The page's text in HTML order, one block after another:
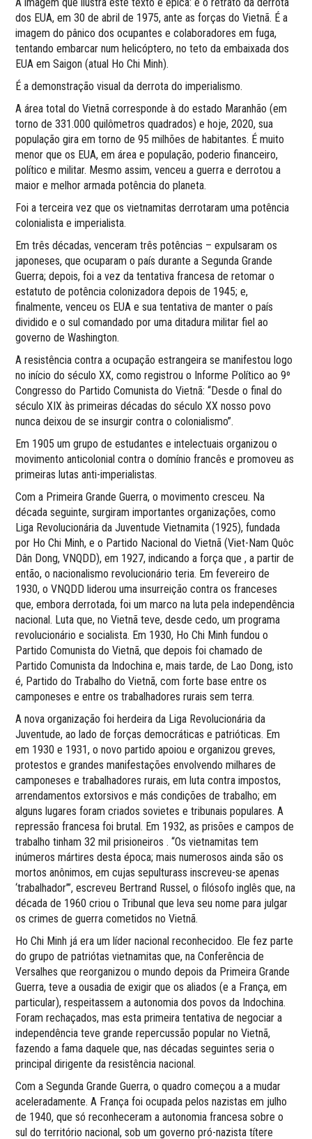
dos EUA, em 30 de abril de 1975, ante as forças do Vietnã. É a
imagem do pânico dos ocupantes e colaboradores em fuga,
tentando embarcar num helicóptero, no teto da embaixada dos
EUA em Saigon (atual Ho Chi Minh).
É a demonstração visual da derrota do imperialismo.
A área total do Vietnã corresponde à do estado Maranhão (em
torno de 331.000 quilômetros quadrados) e hoje, 2020, sua
população gira em torno de 95 milhões de habitantes. É muito
menor que os EUA, em área e população, poderio financeiro,
político e militar. Mesmo assim, venceu a guerra e derrotou a
maior e melhor armada potência do planeta.
Foi a terceira vez que os vietnamitas derrotaram uma potência
colonialista e imperialista.
Em três décadas, venceram três potências – expulsaram os
japoneses, que ocuparam o país durante a Segunda Grande
Guerra; depois, foi a vez da tentativa francesa de retomar o
estatuto de potência colonizadora depois de 1945; e,
finalmente, venceu os EUA e sua tentativa de manter o país
dividido e o sul comandado por uma ditadura militar fiel ao
governo de Washington.
A resistência contra a ocupação estrangeira se manifestou logo
no início do século XX, como registrou o Informe Político ao 9º
Congresso do Partido Comunista do Vietnã: “Desde o final do
século XIX às primeiras décadas do século XX nosso povo
nunca deixou de se insurgir contra o colonialismo”.
Em 1905 um grupo de estudantes e intelectuais organizou o
movimento anticolonial contra o domínio francês e promoveu as
primeiras lutas anti-imperialistas.
Com a Primeira Grande Guerra, o movimento cresceu. Na
década seguinte, surgiram importantes organizações, como
Liga Revolucionária da Juventude Vietnamita (1925), fundada
por Ho Chi Minh, e o Partido Nacional do Vietnã (Viet-Nam Quôc
Dân Dong, VNQDD), em 1927, indicando a força que , a partir de
então, o nacionalismo revolucionário teria. Em fevereiro de
1930, o VNQDD liderou uma insurreição contra os franceses
que, embora derrotada, foi um marco na luta pela independência
nacional. Luta que, no Vietnã teve, desde cedo, um programa
revolucionário e socialista. Em 1930, Ho Chi Minh fundou o
Partido Comunista do Vietnã, que depois foi chamado de
Partido Comunista da Indochina e, mais tarde, de Lao Dong, isto
é, Partido do Trabalho do Vietnã, com forte base entre os
camponeses e entre os trabalhadores rurais sem terra.
A nova organização foi herdeira da Liga Revolucionária da
Juventude, ao lado de forças democráticas e patrióticas. Em
em 1930 e 1931, o novo partido apoiou e organizou greves,
protestos e grandes manifestações envolvendo milhares de
camponeses e trabalhadores rurais, em luta contra impostos,
arrendamentos extorsivos e más condições de trabalho; em
alguns lugares foram criados sovietes e tribunais populares. A
repressão francesa foi brutal. Em 1932, as prisões e campos de
trabalho tinham 32 mil prisioneiros . “Os vietnamitas tem
inúmeros mártires desta época; mais numerosos ainda são os
mortos anônimos, em cujas sepulturass inscreveu-se apenas
‘trabalhador’”, escreveu Bertrand Russel, o filósofo inglês que, na
década de 1960 criou o Tribunal que leva seu nome para julgar
os crimes de guerra cometidos no Vietnã.
Ho Chi Minh já era um líder nacional reconhecidoo. Ele fez parte
do grupo de patriótas vietnamitas que, na Conferência de
Versalhes que reorganizou o mundo depois da Primeira Grande
Guerra, teve a ousadia de exigir que os aliados (e a França, em
particular), respeitassem a autonomia dos povos da Indochina.
Foram rechaçados, mas esta primeira tentativa de negociar a
independência teve grande repercussão popular no Vietnã,
fazendo a fama daquele que, nas décadas seguintes seria o
principal dirigente da resistência nacional.
Com a Segunda Grande Guerra, o quadro começou a a mudar
aceleradamente. A França foi ocupada pelos nazistas em julho
de 1940, que só reconheceram a autonomia francesa sobre o
sul do território nacional, sob um governo pró-nazista títere